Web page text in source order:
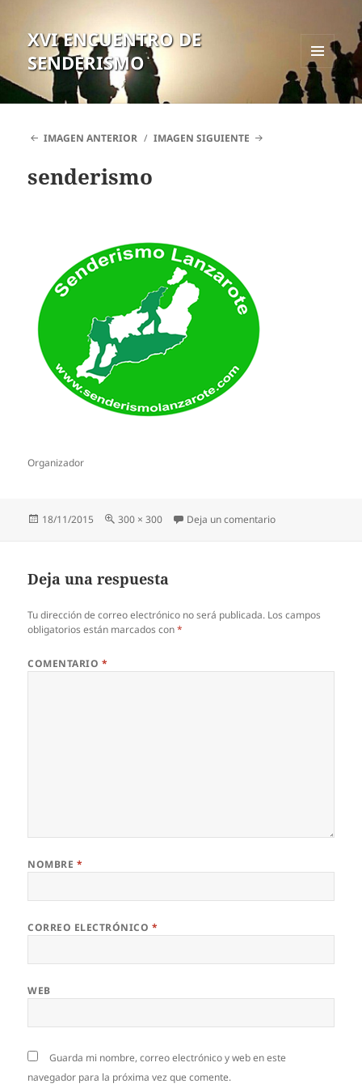
XVI ENCUENTRO DE
SENDERISMO
MENÚ
WIDGETS
IMAGEN ANTERIOR IMAGEN SIGUIENTE
senderismo
Organizador
Publicado
18/11/2015
Tamaño
300 × 300 Deja un comentarioen senderismo
Deja una respuesta
Tu dirección de correo electrónico no será publicada. Los campos
obligatorios están marcados con*
COMENTARIO *
NOMBRE *
CORREO ELECTRÓNICO *
WEB
Guarda mi nombre, correo electrónico y web en este
navegador para la próxima vez que comente.